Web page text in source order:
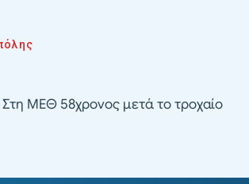
ΜΕΘ 58χρονος μετά το τροχαίο